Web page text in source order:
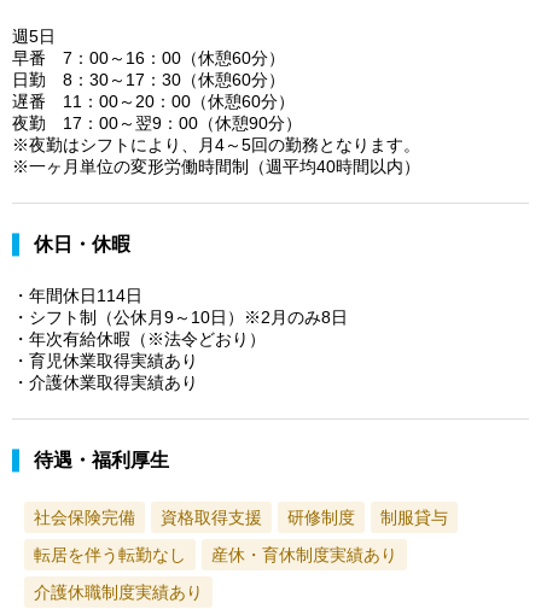
週5日
早番 7：00～16：00（休憩60分）
日勤 8：30～17：30（休憩60分）
遅番 11：00～20：00（休憩60分）
夜勤 17：00～翌9：00（休憩90分）
※夜勤はシフトにより、月4～5回の勤務となります。
※一ヶ月単位の変形労働時間制（週平均40時間以内）
休日・休暇
・年間休日114日
・シフト制（公休月9～10日）※2月のみ8日
・年次有給休暇（※法令どおり）
・育児休業取得実績あり
・介護休業取得実績あり
待遇・福利厚生
社会保険完備 資格取得支援 研修制度
制服貸与
転居を伴う転勤なし
産休・育休制度実績あり
介護休職制度実績あり